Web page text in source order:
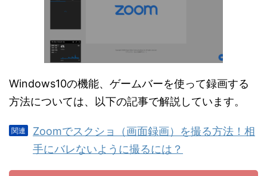
Windows10の機能、ゲームバーを使って録画する
方法については、以下の記事で解説しています。
Zoomでスクショ（画面録画）を撮る方法！相
手にバレないように撮るには？